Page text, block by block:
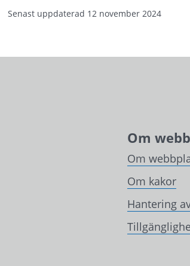
Senast uppdaterad 12 november 2024
Om
Om
Om kakor
Hantering